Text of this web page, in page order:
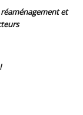
réaménagement et